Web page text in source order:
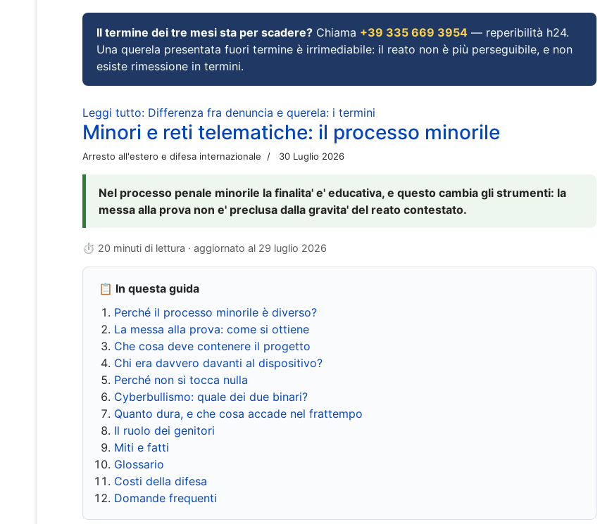
Il termine dei tre mesi sta per scadere? Chiama +39 335 669 3954 — reperibilità h24.
Una querela presentata fuori termine è irrimediabile: il reato non è più perseguibile, e non
esiste rimessione in termini.
Leggi tutto: Differenza fra denuncia e querela: i termini
Minori e reti telematiche: il processo minorile
Arresto all'estero e difesa internazionale 30 Luglio 2026
Nel processo penale minorile la finalita' e' educativa, e questo cambia gli strumenti: la
messa alla prova non e' preclusa dalla gravita' del reato contestato.
⏱ 20 minuti di lettura · aggiornato al 29 luglio 2026
📋 In questa guida
Perché il processo minorile è diverso?
La messa alla prova: come si ottiene
Che cosa deve contenere il progetto
Chi era davvero davanti al dispositivo?
Perché non si tocca nulla
Cyberbullismo: quale dei due binari?
Quanto dura, e che cosa accade nel frattempo
Il ruolo dei genitori
Miti e fatti
Glossario
Costi della difesa
Domande frequenti